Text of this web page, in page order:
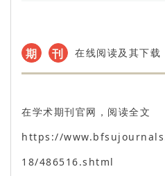
期 刊 在线阅读及其下载
在学术期刊官网，阅读全文
https://
18/486516.shtml